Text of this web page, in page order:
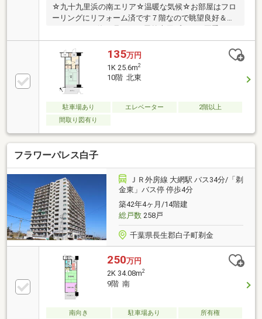
☆九十九里浜の南エリア☆温暖な気候☆お部屋はフロ
ーリングにリフォーム済です７階なので眺望良好＆バ
ります剃金海岸まで徒歩約８分！サーフスポット！
（海水浴場あり）スポーツを年間を通して楽しめるリ
ゾート！九十九里有料道路「白子IC」車約１分！白子
町には白子神社・白子温泉があります。
135万円
1K 25.6m2
10階 北東
駐車場あり エレベーター
2階以上
間取り図有り
フラワーパレス白子
ＪＲ外房線 大網駅 バス34分/「剃
金東」バス停 停歩4分
築42年4ヶ月/14階建
総戸数258戸
千葉県長生郡白子町剃金
250万円
2K 34.08m2
9階 南
南向き 駐車場あり
所有権